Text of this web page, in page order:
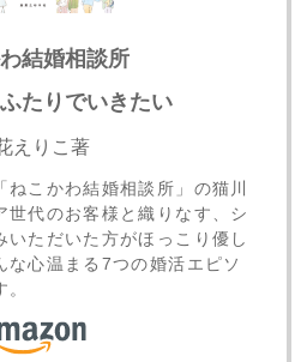
結婚相談所
たりでいきたい
えりこ著
こかわ結婚相談所」の猫川
世代のお客様と織りなす、シ
いただいた方がほっこり優し
な心温まる7つの婚活エピソ